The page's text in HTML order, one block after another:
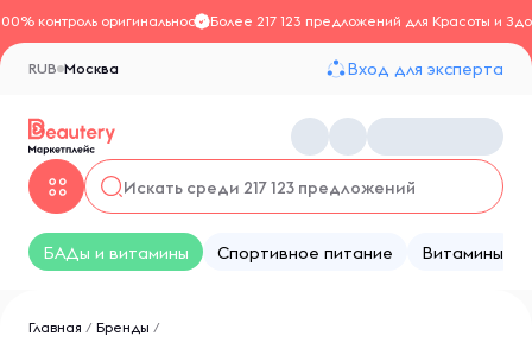
контроль оригинальностиБолее 217 123 предложений для Красоты и
Москва
RUB Вход для эксперта
БАДы и витамины Спортивное питание Витамины
Главная / Бренды /